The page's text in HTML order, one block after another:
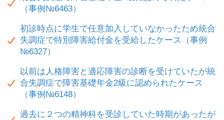
（事例№6463）
初診時点に学生で任意加入していなかったため統合
失調症で特別障害給付金を受給したケース（事例
№6327）
以前は人格障害と適応障害の診断を受けていたが統
合失調症で障害基礎年金2級に認められたケース
（事例№6148）
過去に２つの精神科を受診していた時期があったが